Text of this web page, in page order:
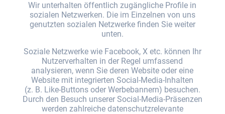
Wir unterhalten öffentlich zugängliche Profile in
sozialen Netzwerken. Die im Einzelnen von uns
genutzten sozialen Netzwerke finden Sie weiter
unten.
Soziale Netzwerke wie Facebook, X etc. können Ihr
Nutzerverhalten in der Regel umfassend
analysieren, wenn Sie deren Website oder eine
Website mit integrierten Social-Media-Inhalten
(z. B. Like-Buttons oder Werbebannern) besuchen.
Durch den Besuch unserer Social-Media-Präsenzen
werden zahlreiche datenschutzrelevante